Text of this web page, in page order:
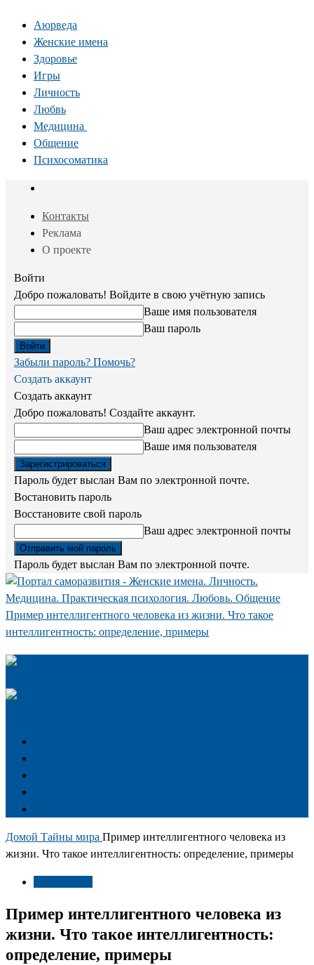
Аюрведа
Женские имена
Здоровье
Игры
Личность
Любвь
Медицина
Общение
Психосоматика
Контакты
Реклама
О проекте
Войти
Добро пожаловать! Войдите в свою учётную запись
Ваше имя пользователя
Ваш пароль
Забыли пароль? Помочь?
Создать аккаунт
Создать аккаунт
Добро пожаловать! Создайте аккаунт.
Ваш адрес электронной почты
Ваше имя пользователя
Пароль будет выслан Вам по электронной почте.
Востановить пароль
Восстановите свой пароль
Ваш адрес электронной почты
Пароль будет выслан Вам по электронной почте.
Пример интеллигентного человека из жизни. Что такое
интеллигентность: определение, примеры
Домой Тайны мира Пример интеллигентного человека из
жизни. Что такое интеллигентность: определение, примеры
Пример интеллигентного человека из
жизни. Что такое интеллигентность:
определение, примеры